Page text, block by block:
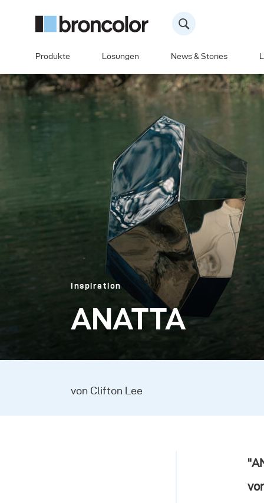
Produkte Lösungen News & Stories
Inspiration
ANATTA
von Clifton Lee